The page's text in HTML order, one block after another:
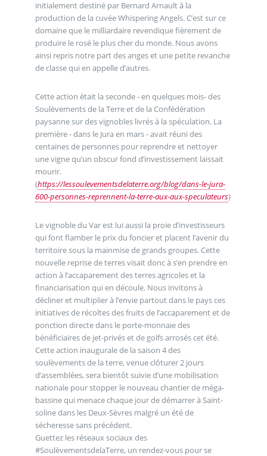
initialement destiné par Bernard Arnault à la
production de la cuvée Whispering Angels. C’est sur ce
domaine que le milliardaire revendique fièrement de
produire le rosé le plus cher du monde. Nous avons
ainsi repris notre part des anges et une petite revanche
de classe qui en appelle d’autres.
Cette action était la seconde - en quelques mois- des
Soulèvements de la Terre et de la Confédération
paysanne sur des vignobles livrés à la spéculation. La
première - dans le Jura en mars - avait réuni des
centaines de personnes pour reprendre et nettoyer
une vigne qu’un obscur fond d’investissement laissait
mourir.
(https://lessoulevementsdelaterre.org/blog/dans-le-jura-
600-personnes-reprennent-la-terre-aux-aux-speculateurs)
Le vignoble du Var est lui aussi la proie d’investisseurs
qui font flamber le prix du foncier et placent l’avenir du
territoire sous la mainmise de grands groupes. Cette
nouvelle reprise de terres visait donc à s’en prendre en
action à l’accaparement des terres agricoles et la
financiarisation qui en découle. Nous invitons à
décliner et multiplier à l’envie partout dans le pays ces
initiatives de récoltes des fruits de l’accaparement et de
ponction directe dans le porte-monnaie des
bénéficiaires de jet-privés et de golfs arrosés cet été.
Cette action inaugurale de la saison 4 des
soulèvements de la terre, venue clôturer 2 jours
d’assemblées, sera bientôt suivie d’une mobilisation
nationale pour stopper le nouveau chantier de méga-
bassine qui menace chaque jour de démarrer à Saint-
soline dans les Deux-Sèvres malgré un été de
sécheresse sans précédent.
Guettez les réseaux sociaux des
#SoulèvementsdelaTerre, un rendez-vous pour se